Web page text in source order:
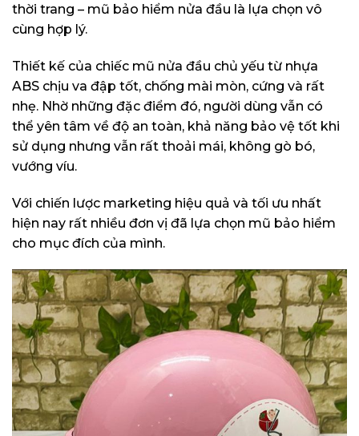
thời trang – mũ bảo hiểm nửa đầu là lựa chọn vô
cùng hợp lý.
Thiết kế của chiếc mũ nửa đầu chủ yếu từ nhựa
ABS chịu va đập tốt, chống mài mòn, cứng và rất
nhẹ. Nhờ những đặc điểm đó, người dùng vẫn có
thể yên tâm về độ an toàn, khả năng bảo vệ tốt khi
sử dụng nhưng vẫn rất thoải mái, không gò bó,
vướng víu.
Với chiến lược marketing hiệu quả và tối ưu nhất
hiện nay rất nhiều đơn vị đã lựa chọn mũ bảo hiểm
cho mục đích của mình.